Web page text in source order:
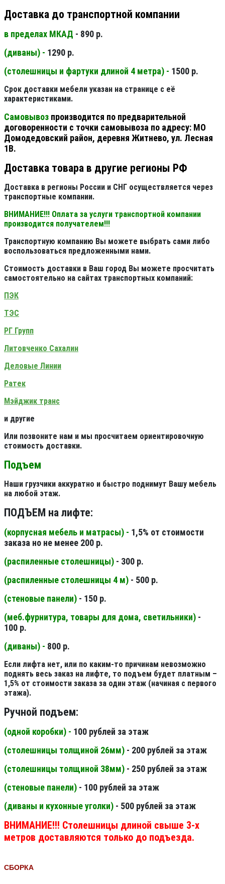
Доставка до транспортной компании
в пределах МКАД - 890 р.
(диваны) - 1290 р.
(столешницы и фартуки длиной 4 метра) - 1500 р.
Срок доставки мебели указан на странице с её
характеристиками.
Самовывоз производится по предварительной
договоренности с точки самовывоза по адресу: МО
Домодедовский район, деревня Житнево, ул. Лесная
1В.
Доставка товара в другие регионы РФ
Доставка в регионы России и СНГ осуществляется через
транспортные компании.
ВНИМАНИЕ!!! Оплата за услуги транспортной компании
производится получателем!!!
Транспортную компанию Вы можете выбрать сами либо
воспользоваться предложенными нами.
Стоимость доставки в Ваш город Вы можете просчитать
самостоятельно на сайтах транспортных компаний:
ПЭК
ТЭС
РГ Групп
Литовченко Сахалин
Деловые Линии
Ратек
Мэйджик транс
и другие
Или позвоните нам и мы просчитаем ориентировочную
стоимость доставки.
Подъем
Наши грузчики аккуратно и быстро поднимут Вашу мебель
на любой этаж.
ПОДЪЕМ на лифте:
(корпусная мебель и матрасы) - 1,5% от стоимости
заказа но не менее 200 р.
(распиленные столешницы) - 300 р.
(распиленные столешницы 4 м) - 500 р.
(стеновые панели) - 150 р.
(меб.фурнитура, товары для дома, светильники) -
100 р.
(диваны) - 800 р.
Если лифта нет, или по каким-то причинам невозможно
поднять весь заказ на лифте, то подъем будет платным –
1,5% от стоимости заказа за один этаж (начиная с первого
этажа).
Ручной подъем:
(одной коробки) - 100 рублей за этаж
(столешницы толщиной 26мм) - 200 рублей за этаж
(столешницы толщиной 38мм) - 250 рублей за этаж
(стеновые панели) - 100 рублей за этаж
(диваны и кухонные уголки) - 500 рублей за этаж
ВНИМАНИЕ!!! Столешницы длиной свыше 3-х
метров доставляются только до подъезда.
СБОРКА